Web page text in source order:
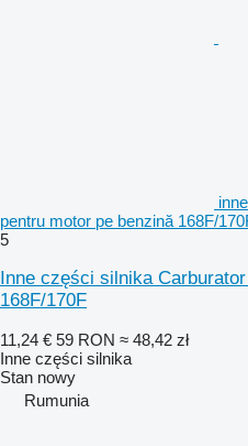
pentru motor pe benzină 168F/
5
Inne części silnika
168F/170F
11,24 € 59 RON ≈ 48,42 zł
Inne części silnika
Stan nowy
Rumunia